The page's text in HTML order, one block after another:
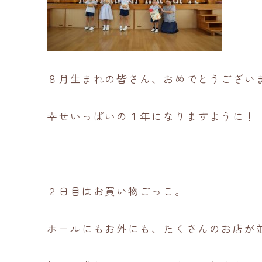
８月生まれの皆さん、おめでとうござい
幸せいっぱいの１年になりますように！
２日目はお買い物ごっこ。
ホールにもお外にも、たくさんのお店が